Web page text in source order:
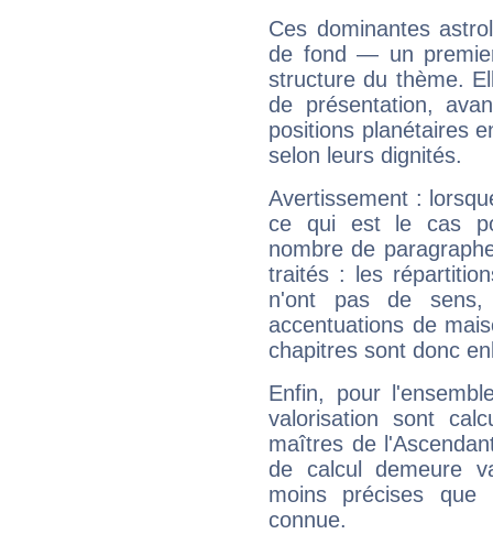
Ces dominantes
de fond — un
structure du thème.
de présentation,
positions planétaires
selon leurs dignités.
Avertissement :
ce qui est le cas
nombre de
traités : les
n'ont pas de sens,
accentuations de
chapitres sont donc
Enfin, pour
valorisation sont
maîtres de
de calcul demeure
moins précises que
connue.